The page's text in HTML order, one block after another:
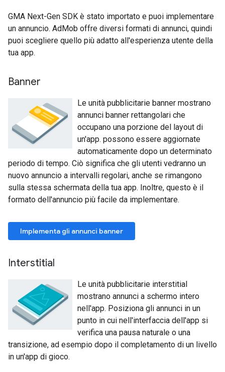
GMA Next-Gen SDK è stato importato e puoi implementare
un annuncio. AdMob offre diversi formati di annunci, quindi
puoi scegliere quello più adatto all'esperienza utente della
tua app.
Banner
Le unità pubblicitarie banner mostrano
annunci banner rettangolari che
occupano una porzione del layout di
un'app. possono essere aggiornate
automaticamente dopo un determinato
periodo di tempo. Ciò significa che gli utenti vedranno un
nuovo annuncio a intervalli regolari, anche se rimangono
sulla stessa schermata della tua app. Inoltre, questo è il
formato dell'annuncio più facile da implementare.
Implementa gli annunci banner
Interstitial
Le unità pubblicitarie interstitial
mostrano annunci a schermo intero
nell'app. Posiziona gli annunci in un
punto in cui nell'interfaccia dell'app si
verifica una pausa naturale o una
transizione, ad esempio dopo il completamento di un livello
in un'app di gioco.